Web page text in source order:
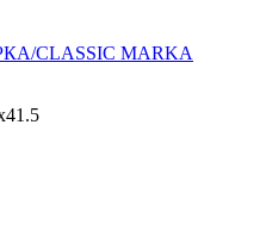
CLASSIC MARKA